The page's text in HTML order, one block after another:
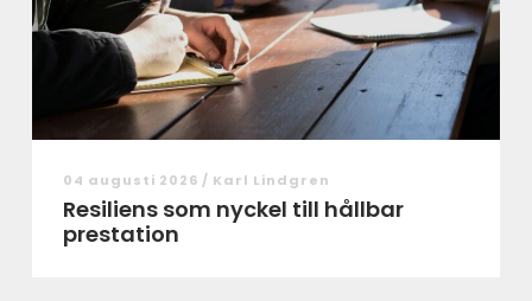
04 augusti 2026 / Karl Lindgren
Resiliens som nyckel till hållbar
prestation